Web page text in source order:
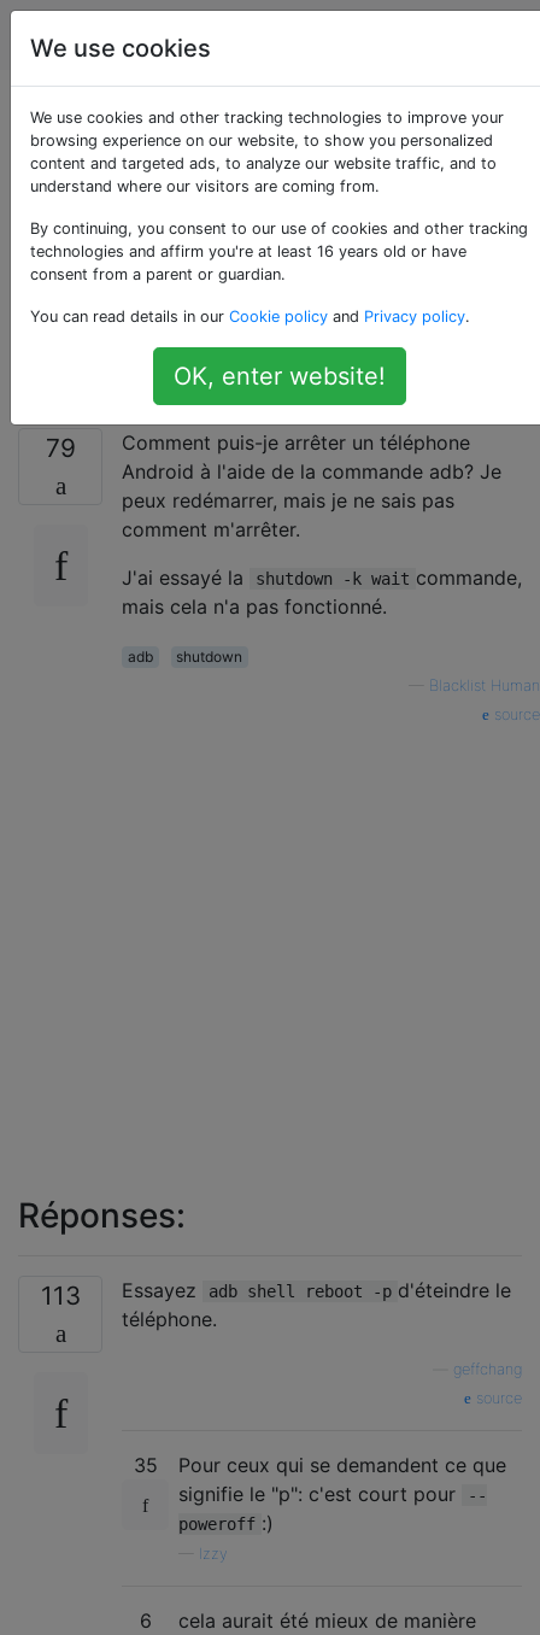
Android
Comment puis-je
éteindre mon
téléphone Android à
l'aide d'une
commande adb?
79
Comment puis-je arrêter un téléphone
Android à l'aide de la commande adb? Je
peux redémarrer, mais je ne sais pas
comment m'arrêter.
J'ai essayé la
shutdown -k wait commande,
mais cela n'a pas fonctionné.
adb
shutdown
Blacklist Human
source
Réponses:
113 Essayez adb shell reboot -p d'éteindre le
téléphone.
geffchang
source
35
Pour ceux qui se demandent ce que
signifie le "p": c'est court pour
--
poweroff :)
Izzy
6
cela aurait été mieux de manière
We use cookies
We use cookies and other tracking technologies to improve your
browsing experience on our website, to show you personalized
content and targeted ads, to analyze our website traffic, and to
understand where our visitors are coming from.
By continuing, you consent to our use of cookies and other tracking
technologies and affirm you're at least 16 years old or have
consent from a parent or guardian.
You can read details in our Cookie policy and Privacy policy.
OK, enter website!